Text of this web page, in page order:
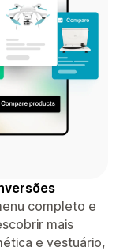
completo e
mais
e vestuário,